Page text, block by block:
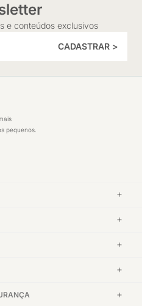
e conteúdos exclusivos
CADASTRAR >
pequenos.